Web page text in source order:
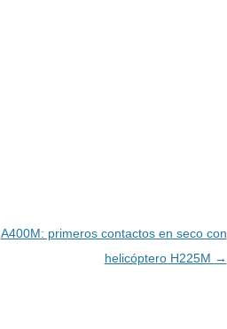
A400M: primeros contactos en seco con
helicóptero H225M →